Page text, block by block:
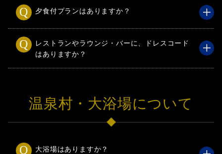
夕食付プランはありますか？
レストランやラウンジ・バーに、ドレスコード
はありますか？
温泉村・大浴場について
大浴場はありますか？